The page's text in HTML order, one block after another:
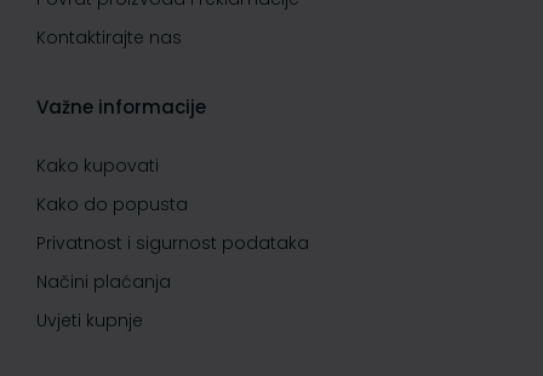
Kontaktirajte nas
Važne informacije
Kako kupovati
Kako do popusta
Privatnost i sigurnost podataka
Načini plaćanja
Uvjeti kupnje